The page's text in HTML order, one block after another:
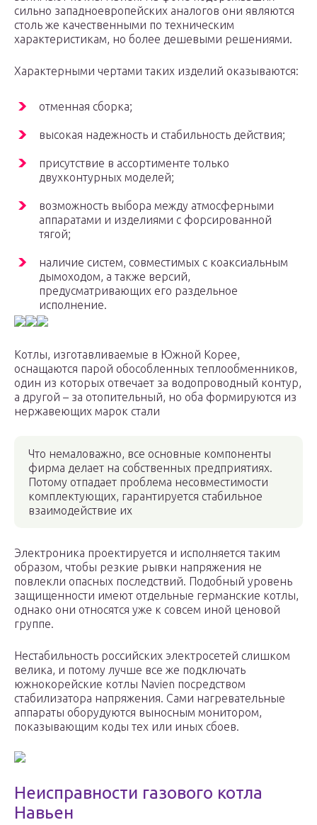
сильно западноевропейских аналогов они являются
столь же качественными по техническим
характеристикам, но более дешевыми решениями.
Характерными чертами таких изделий оказываются:
отменная сборка;
высокая надежность и стабильность действия;
присутствие в ассортименте только
двухконтурных моделей;
возможность выбора между атмосферными
аппаратами и изделиями с форсированной
тягой;
наличие систем, совместимых с коаксиальным
дымоходом, а также версий,
предусматривающих его раздельное
исполнение.
Котлы, изготавливаемые в Южной Корее,
оснащаются парой обособленных теплообменников,
один из которых отвечает за водопроводный контур,
а другой – за отопительный, но оба формируются из
нержавеющих марок стали
Что немаловажно, все основные компоненты
фирма делает на собственных предприятиях.
Потому отпадает проблема несовместимости
комплектующих, гарантируется стабильное
взаимодействие их
Электроника проектируется и исполняется таким
образом, чтобы резкие рывки напряжения не
повлекли опасных последствий. Подобный уровень
защищенности имеют отдельные германские котлы,
однако они относятся уже к совсем иной ценовой
группе.
Нестабильность российских электросетей слишком
велика, и потому лучше все же подключать
южнокорейские котлы Navien посредством
стабилизатора напряжения. Сами нагревательные
аппараты оборудуются выносным монитором,
показывающим коды тех или иных сбоев.
Неисправности газового котла
Навьен